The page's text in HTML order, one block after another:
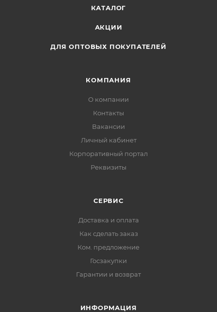
КАТАЛОГ
АКЦИИ
ДЛЯ ОПТОВЫХ ПОКУПАТЕЛЕЙ
КОМПАНИЯ
О компании
Контакты
Вакансии
Личный кабинет
Корпоративный портал
Реквизиты
СЕРВИС
Доставка и оплата
Как сделать заказ
Ком. предложение
Госзакупки
Гарантии и возврат
ИНФОРМАЦИЯ